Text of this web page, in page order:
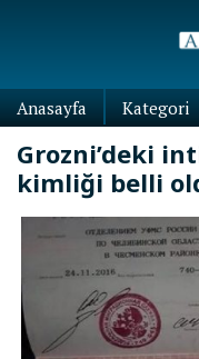
Anasayfa Kategori
Grozni’deki
kimliği belli